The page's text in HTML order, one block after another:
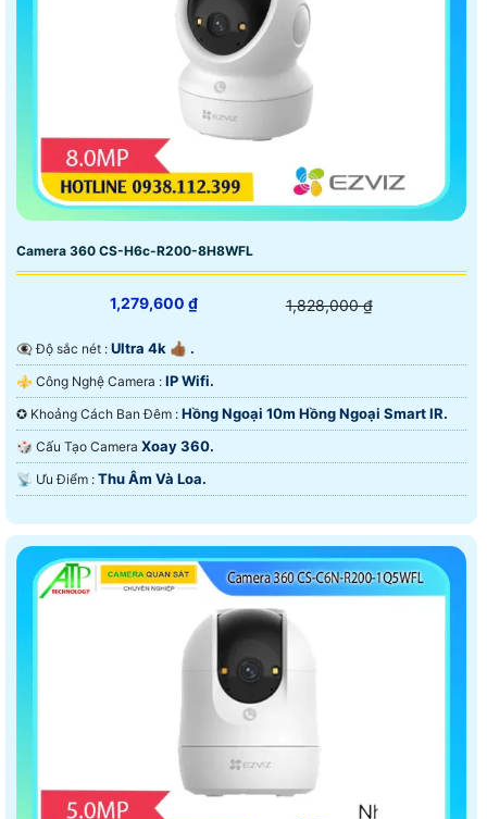
Camera 360 CS-H6c-R200-8H8WFL
1,279,600 ₫ 1,828,000 ₫
👁️‍🗨 Độ sắc nét : Ultra 4k 👍🏾 .
⚜️ Công Nghệ Camera : IP Wifi.
✪ Khoảng Cách Ban Đêm : Hồng Ngoại 10m Hồng Ngoại Smart IR.
🎲 Cấu Tạo Camera Xoay 360.
️📡 Ưu Điểm : Thu Âm Và Loa.